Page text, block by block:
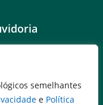
semelhantes
e Política